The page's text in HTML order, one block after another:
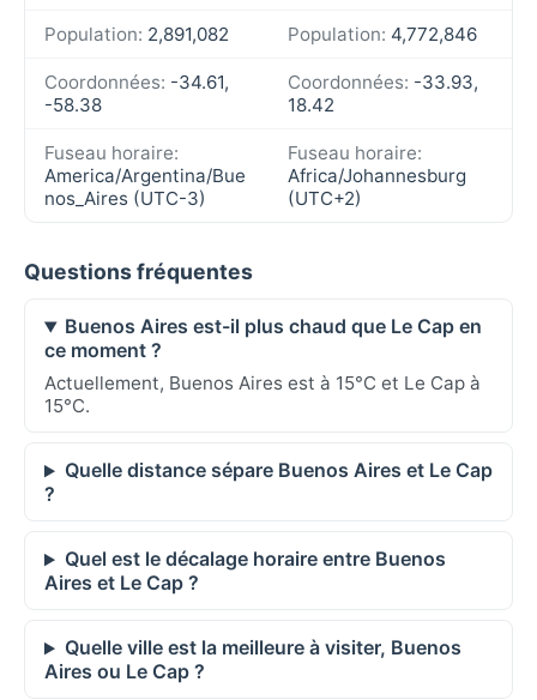
Population: 2,891,082 Population: 4,772,846
Coordonnées: -34.61,
-58.38
Coordonnées: -33.93,
18.42
Fuseau horaire:
America/Argentina/Bue
nos_Aires (UTC-3)
Fuseau horaire:
Africa/Johannesburg
(UTC+2)
Questions fréquentes
Buenos Aires est-il plus chaud que Le Cap en
ce moment ?
Actuellement, Buenos Aires est à 15°C et Le Cap à
15°C.
Quelle distance sépare Buenos Aires et Le Cap
?
Quel est le décalage horaire entre Buenos
Aires et Le Cap ?
Quelle ville est la meilleure à visiter, Buenos
Aires ou Le Cap ?